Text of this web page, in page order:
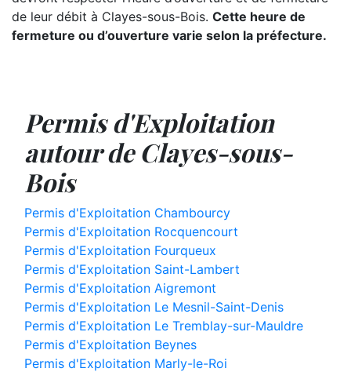
de leur débit à Clayes-sous-Bois. Cette heure de
fermeture ou d’ouverture varie selon la préfecture.
Permis d'Exploitation
autour de Clayes-sous-
Bois
Permis d'Exploitation Chambourcy
Permis d'Exploitation Rocquencourt
Permis d'Exploitation Fourqueux
Permis d'Exploitation Saint-Lambert
Permis d'Exploitation Aigremont
Permis d'Exploitation Le Mesnil-Saint-Denis
Permis d'Exploitation Le Tremblay-sur-Mauldre
Permis d'Exploitation Beynes
Permis d'Exploitation Marly-le-Roi